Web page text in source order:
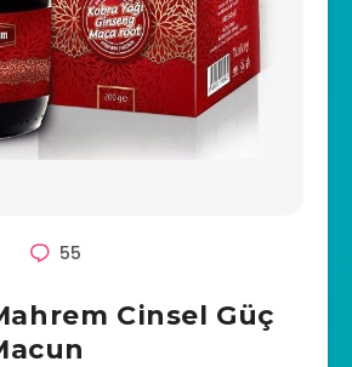
55
Cinsel Güç